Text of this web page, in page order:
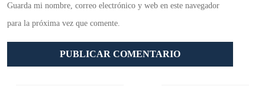
Guarda mi nombre, correo electrónico y web en este navegador
para la próxima vez que comente.